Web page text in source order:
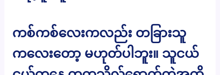
ကစ်ကစ်လေးကလည်း တခြားသူ
ကလေးတော့ မဟုတ်ပါဘူး။ သူငယ်